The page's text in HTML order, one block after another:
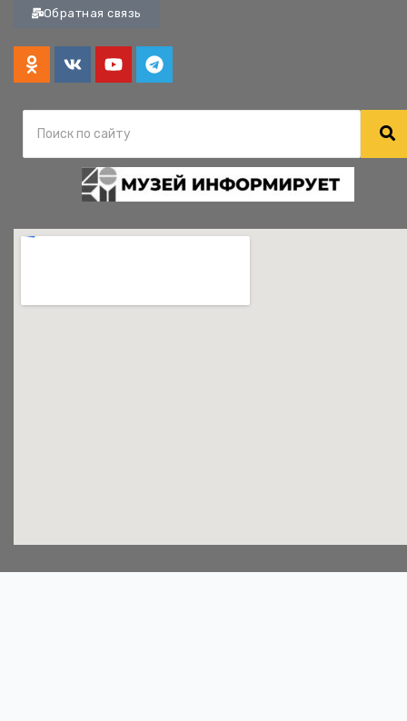
Обратная связь